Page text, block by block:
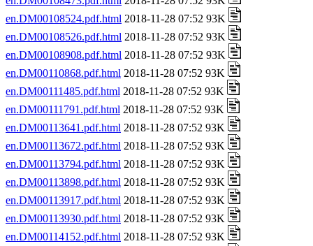
en.DM00108524.pdf.html 2018-11-28 07:52 93K
en.DM00108526.pdf.html 2018-11-28 07:52 93K
en.DM00108908.pdf.html 2018-11-28 07:52 93K
en.DM00110868.pdf.html 2018-11-28 07:52 93K
en.DM00111485.pdf.html 2018-11-28 07:52 93K
en.DM00111791.pdf.html 2018-11-28 07:52 93K
en.DM00113641.pdf.html 2018-11-28 07:52 93K
en.DM00113672.pdf.html 2018-11-28 07:52 93K
en.DM00113794.pdf.html 2018-11-28 07:52 93K
en.DM00113898.pdf.html 2018-11-28 07:52 93K
en.DM00113917.pdf.html 2018-11-28 07:52 93K
en.DM00113930.pdf.html 2018-11-28 07:52 93K
en.DM00114152.pdf.html 2018-11-28 07:52 93K